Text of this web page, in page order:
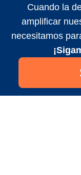
Cuando la
amplificar
necesitamos